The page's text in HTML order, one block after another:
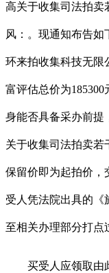
高关于收集司法拍卖
风：。现通知布告如
环来拍收集科技无限
富评估总价为
身能否具备采办前提
关于收集司法拍卖若
保留价即为起拍价，
受人凭法院出具的《
至相关办理部分打点
买受人应领取由此